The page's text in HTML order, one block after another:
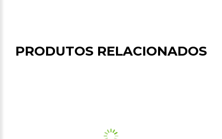
PRODUTOS RELACIONADOS